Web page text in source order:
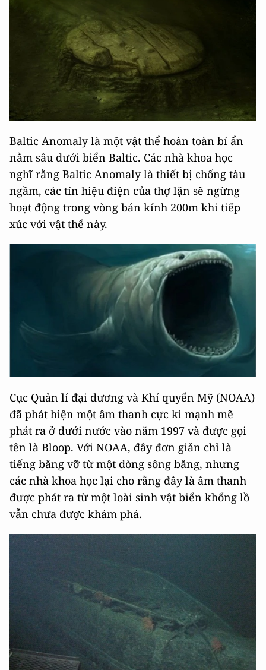
Baltic Anomaly là một vật thể hoàn toàn bí ẩn
nằm sâu dưới biển Baltic. Các nhà khoa học
nghĩ rằng Baltic Anomaly là thiết bị chống tàu
ngầm, các tín hiệu điện của thợ lặn sẽ ngừng
hoạt động trong vòng bán kính 200m khi tiếp
xúc với vật thể này.
Cục Quản lí đại dương và Khí quyển Mỹ (NOAA)
đã phát hiện một âm thanh cực kì mạnh mẽ
phát ra ở dưới nước vào năm 1997 và được gọi
tên là Bloop. Với NOAA, đây đơn giản chỉ là
tiếng băng vỡ từ một dòng sông băng, nhưng
các nhà khoa học lại cho rằng đây là âm thanh
được phát ra từ một loài sinh vật biển khổng lồ
vẫn chưa được khám phá.